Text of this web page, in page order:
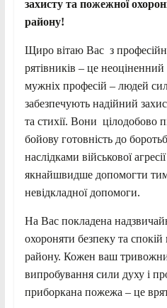
захисту та пожежної
району!
Щиро вітаю Вас з
рятівників – це
мужніх професій – людей
забезпечують надійний
та стихії. Вони цілодобово
бойову готовність до
наслідками військової
якнайшвидше допомогти
невідкладної допомоги.
На Вас покладена
охороняти безпеку та
району. Кожен ваш
випробування сили духу і
приборкана пожежа – це